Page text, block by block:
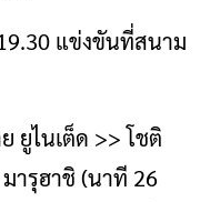
แข่งขันที่สนาม
ยูไนเต็ด >> โชติ
ารุฮาชิ (นาที 26